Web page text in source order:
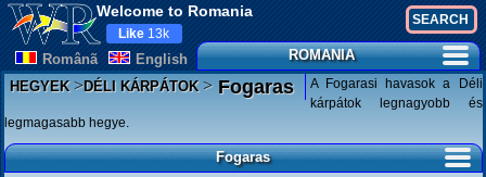
Welcome to Romania
Românã English
Like 13k
ROMANIA
HEGYEK>DÉLI KÁRPÁTOK>Fogaras
A Fogarasi havasok a Déli
kárpátok legnagyobb és
legmagasabb hegye.
Fogaras